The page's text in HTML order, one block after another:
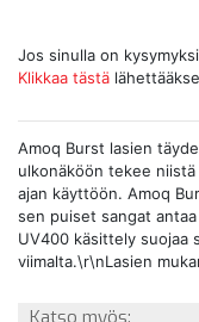
Jos sinulla on
Klikkaa tästä
Amoq Burst lasien
ulkonäköön tekee
ajan käyttöön. Amoq
sen puiset sangat
UV400 käsittely suojaa
viimalta.\r\nLasien